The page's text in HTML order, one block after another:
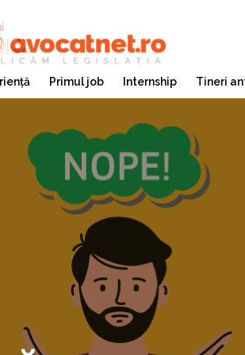
Primul job Internship Tineri